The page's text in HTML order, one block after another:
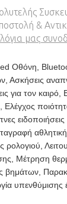
&
μας
Οθόνη,
Ασκήσεις
για τον καιρό,
Ελέγχος
ρολογιού,
Μέτρηση
βημάτων,
υπενθύμισης